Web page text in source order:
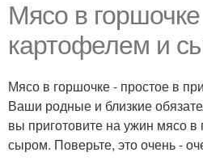
Мясо в
картофелем и
Мясо в горшочке - простое в
Ваши родные и близкие
вы приготовите на ужин мясо
сыром. Поверьте, это очень -